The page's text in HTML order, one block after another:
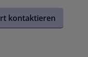
kontaktieren